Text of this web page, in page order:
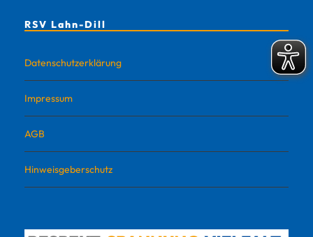
RSV Lahn-Dill
Datenschutzerklärung
Impressum
AGB
Hinweisgeberschutz